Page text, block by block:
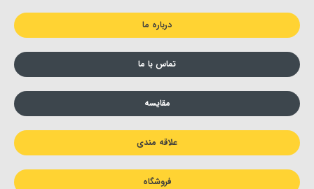
درباره ما
تماس با ما
مقایسه
علاقه مندی
فروشگاه